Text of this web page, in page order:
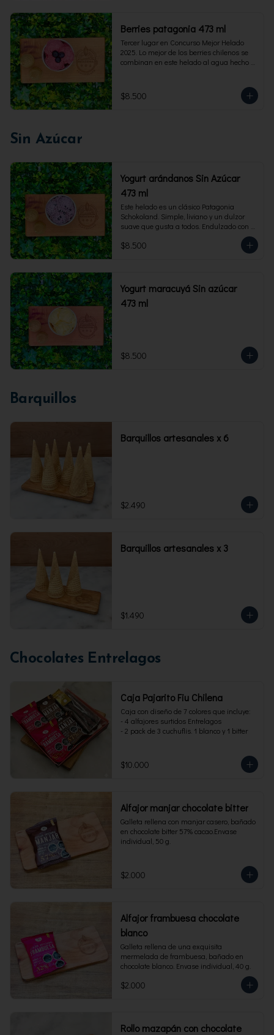
Berries patagonia 473 ml
Tercer lugar en Concurso Mejor Helado
2025. Lo mejor de los berries chilenos se
combinan en este helado al agua hecho
473 ml. Rinde 4 porciones.
$8.500
Sin Azúcar
Yogurt arándanos Sin Azúcar
473 ml
Este helado es un clásico Patagonia
Schokoland. Simple, liviano y un dulzor
suave que gusta a todos. Endulzado con
fructosa.Envase familiar 473 ml. Rinde 4
porciones.
$8.500
Yogurt maracuyá Sin azúcar
473 ml
$8.500
Barquillos
Barquillos artesanales x 6
$2.490
Barquillos artesanales x 3
$1.490
Chocolates Entrelagos
Caja Pajarito Fiu Chilena
Caja con diseño de 7 colores que incluye:
- 4 alfajores surtidos Entrelagos
- 2 pack de 3 cuchuflis. 1 blanco y 1 bitter
$10.000
Alfajor manjar chocolate bitter
Galleta rellena con manjar casero, bañado
en chocolate bitter 57% cacao.Envase
individual, 50 g.
$2.000
Alfajor frambuesa chocolate
blanco
Galleta rellena de una exquisita
mermelada de frambuesa, bañado en
chocolate blanco. Envase individual, 40 g.
$2.000
Rollo mazapán con chocolate